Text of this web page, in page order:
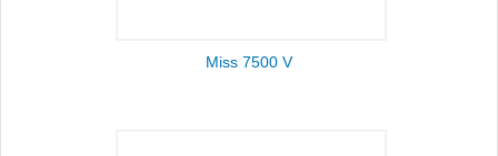
Miss 7500 V